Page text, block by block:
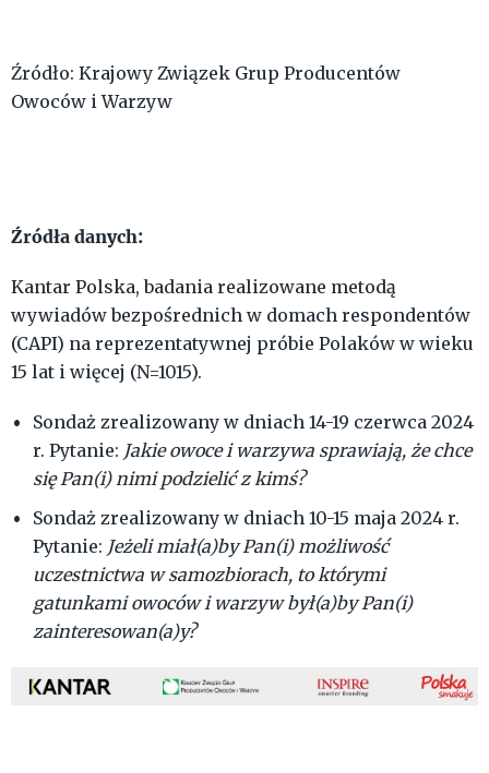
Źródło: Krajowy Związek Grup Producentów
Owoców i Warzyw
Źródła danych:
Kantar Polska, badania realizowane metodą
wywiadów bezpośrednich w domach respondentów
(CAPI) na reprezentatywnej próbie Polaków w wieku
15 lat i więcej (N=1015).
Sondaż zrealizowany w dniach 14-19 czerwca 2024
r. Pytanie: Jakie owoce i warzywa sprawiają, że chce
się Pan(i) nimi podzielić z kimś?
Sondaż zrealizowany w dniach 10-15 maja 2024 r.
Pytanie: Jeżeli miał(a)by Pan(i) możliwość
uczestnictwa w samozbiorach, to którymi
gatunkami owoców i warzyw był(a)by Pan(i)
zainteresowan(a)y?